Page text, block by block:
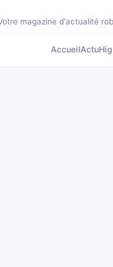
magazine d'actualité
AccueilActu